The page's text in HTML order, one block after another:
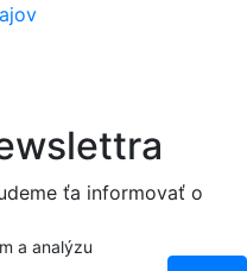
a analýzu
ťa informovať o